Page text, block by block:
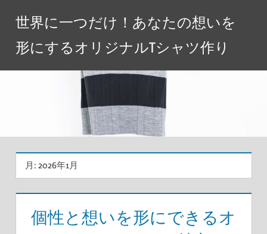
世界に一つだけ！あなたの想いを
形にするオリジナルTシャツ作り
月: 2026年1月
個性と想いを形にできるオ